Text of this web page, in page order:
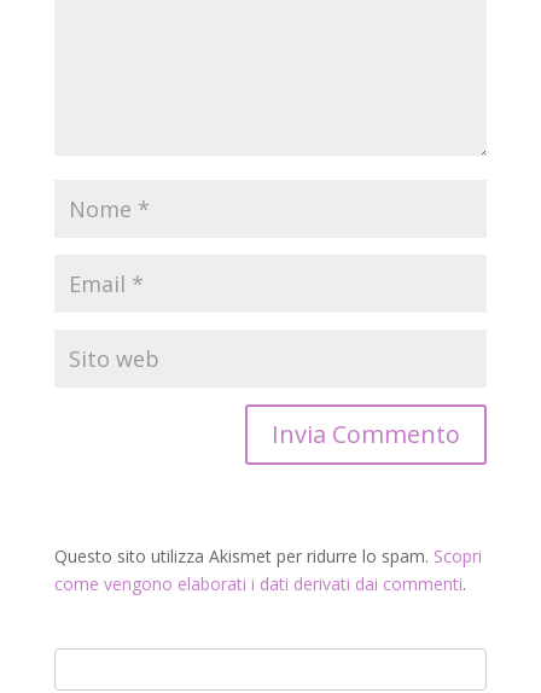
Questo sito utilizza Akismet per ridurre lo spam. Scopri
come vengono elaborati i dati derivati dai commenti.